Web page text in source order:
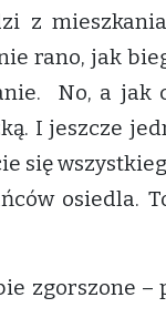
z
rano, jak
No, a jak
I jeszcze
się
osiedla.
zgorszone –